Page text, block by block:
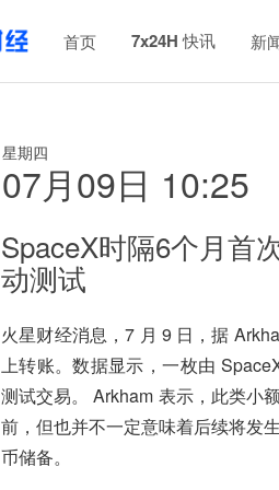
首页 7x24H 快讯 新
星期四
07月09日 10:25
SpaceX时隔6个月首
动测试
火星财经消息，7 月 9 日，据
上转账。数据显示，一枚由
测试交易。 Arkham 表示，此类小
前，但也并不一定意味着后续将发
币储备。